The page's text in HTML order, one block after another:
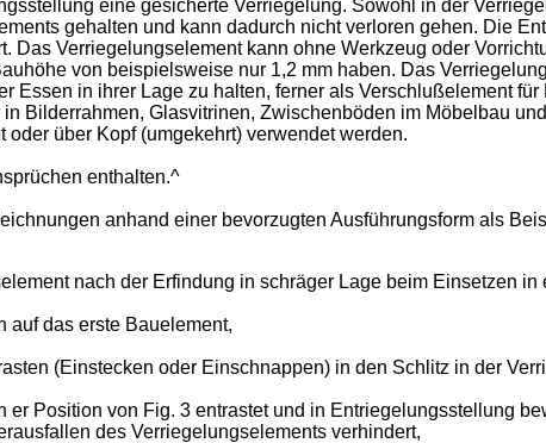
eine gesicherte Verriegelung. Sowohl in der
gehalten und kann dadurch nicht verloren gehen. Die
Verriegelungselement kann ohne Werkzeug oder
von beispielsweise nur 1,2 mm haben. Das
Essen in ihrer Lage zu halten, ferner als Verschlußelement
Bilderrahmen, Glasvitrinen, Zwischenböden im Möbelbau
über Kopf (umgekehrt) verwendet werden.
enthalten.^
anhand einer bevorzugten Ausführungsform als
nach der Erfindung in schräger Lage beim Einsetzen
auf das erste Bauelement,
(Einstecken oder Einschnappen) in den Schlitz in der
Position von Fig. 3 entrastet und in Entriegelungsstellung
des Verriegelungselements verhindert,